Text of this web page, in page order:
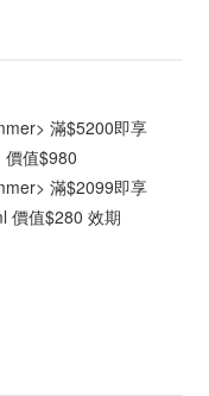
滿$5200即享
價值$980
滿$2099即享
價值$280 效期